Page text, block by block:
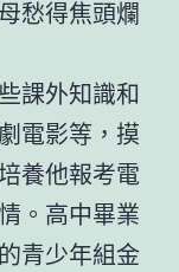
愁得焦頭爛
課外知識和
電影等，摸
養他報考電
。高中畢業
青少年組金